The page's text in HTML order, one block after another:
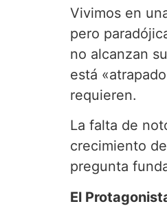
Vivimos en
pero
no alcanzan
está
requieren.
La falta de
crecimiento
pregunta
El